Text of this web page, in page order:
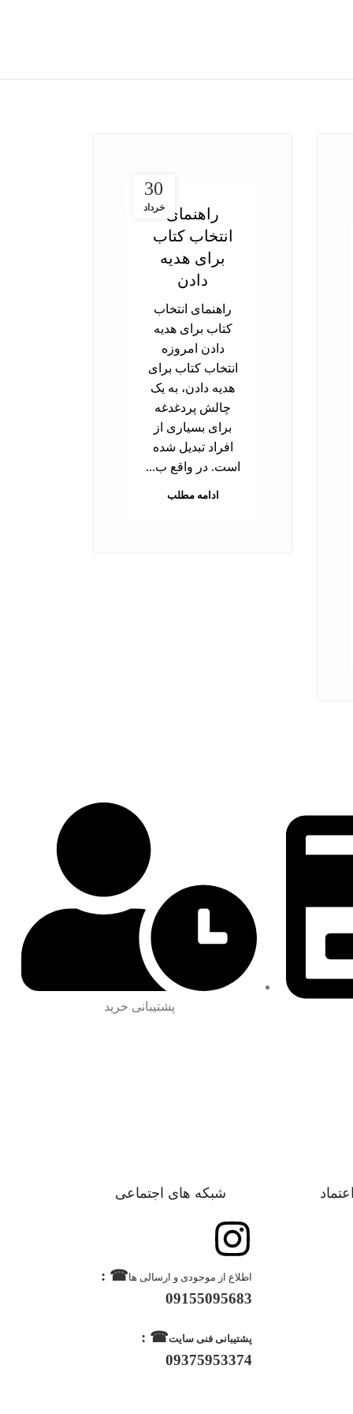
30
خرداد
راهنمای
انتخاب کتاب
برای هدیه
دادن
راهنمای انتخاب
کتاب برای هدیه
دادن امروزه
انتخاب کتاب برای
هدیه دادن، به یک
چالش پردغدغه
برای بسیاری از
افراد تبدیل شده
است. در واقع ب...
ادامه مطلب
پشتیبانی خرید
شبکه های اجتماعی
اطلاع از موجودی و ارسالی ها☎ :
09155095683
پشتیبانی فنی سایت☎ :
09375953374